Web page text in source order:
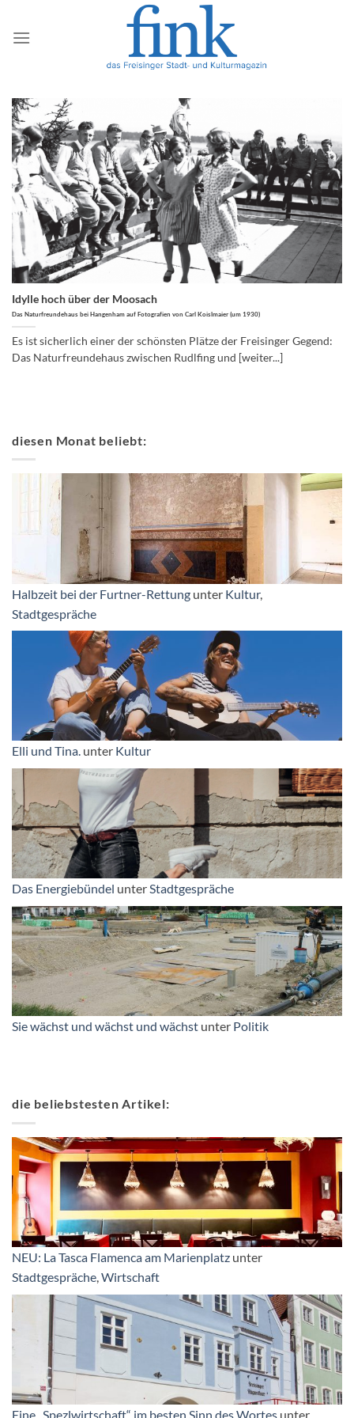
Inhalt
springen
Idylle hoch über der Moosach
Das Naturfreundehaus bei Hangenham auf Fotografien von Carl Koislmaier (um 1930)
Es ist sicherlich einer der schönsten Plätze der Freisinger Gegend:
Das Naturfreundehaus zwischen Rudlfing und [weiter...]
diesen Monat beliebt:
Halbzeit bei der Furtner-Rettung unter Kultur,
Stadtgespräche
Elli und Tina. unter Kultur
Das Energiebündel unterStadtgespräche
Sie wächst und wächst und wächst unter Politik
die beliebstesten Artikel:
NEU: La Tasca Flamenca am Marienplatz unter
Stadtgespräche,Wirtschaft
Eine „Spezlwirtschaft“ im besten Sinn des Wortes unter